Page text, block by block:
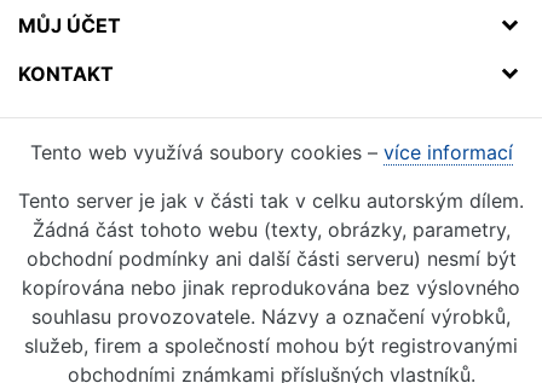
MŮJ ÚČET
KONTAKT
Tento web využívá soubory cookies – více informací
Tento server je jak v části tak v celku autorským dílem.
Žádná část tohoto webu (texty, obrázky, parametry,
obchodní podmínky ani další části serveru) nesmí být
kopírována nebo jinak reprodukována bez výslovného
souhlasu provozovatele. Názvy a označení výrobků,
služeb, firem a společností mohou být registrovanými
obchodními známkami příslušných vlastníků.